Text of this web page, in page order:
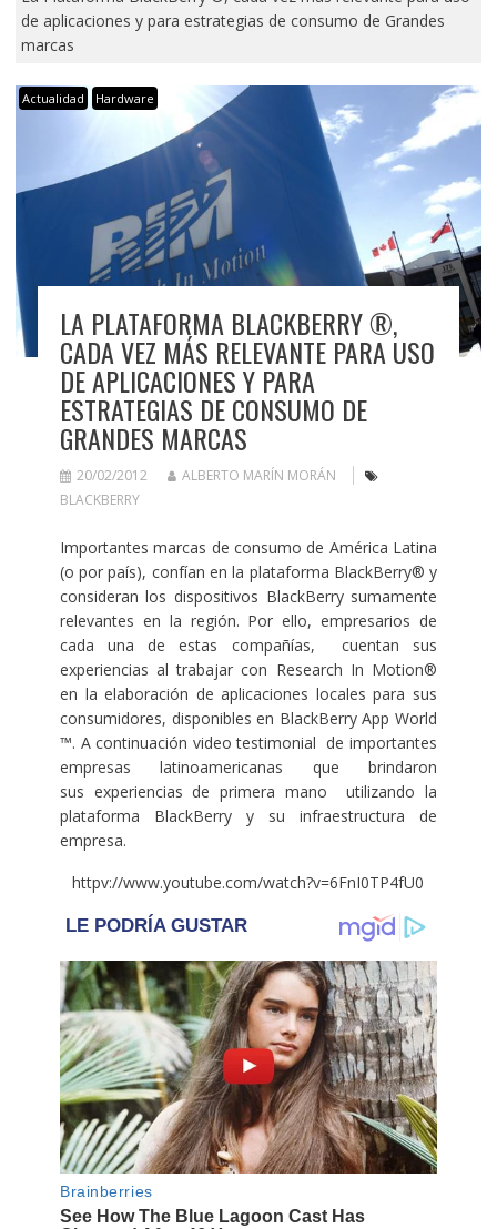
de aplicaciones y para estrategias de consumo de Grandes
marcas
Actualidad Hardware
LA PLATAFORMA BLACKBERRY ®,
CADA VEZ MÁS RELEVANTE PARA USO
DE APLICACIONES Y PARA
ESTRATEGIAS DE CONSUMO DE
GRANDES MARCAS
20/02/2012
ALBERTO MARÍN MORÁN
BLACKBERRY
Importantes marcas de consumo de América Latina
(o por país), confían en la plataforma BlackBerry® y
consideran los dispositivos BlackBerry sumamente
relevantes en la región. Por ello, empresarios de
cada una de estas compañías, cuentan sus
experiencias al trabajar con Research In Motion®
en la elaboración de aplicaciones locales para sus
consumidores, disponibles en BlackBerry App World
™. A continuación video testimonial de importantes
empresas latinoamericanas que brindaron
sus experiencias de primera mano utilizando la
plataforma BlackBerry y su infraestructura de
empresa.
httpv://www.youtube.com/watch?v=6FnI0TP4fU0